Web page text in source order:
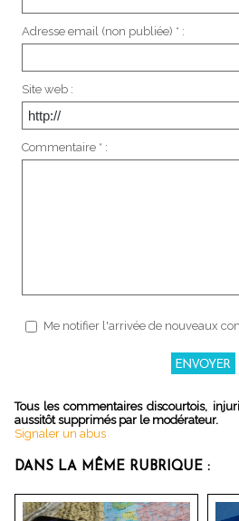
Adresse email (non publiée) * :
Site web :
Commentaire * :
Me notifier l'arrivée de nouveaux
Tous les commentaires discourtois,
aussitôt supprimés par le modérateur.
Signaler un abus
DANS LA MÊME RUBRIQUE :